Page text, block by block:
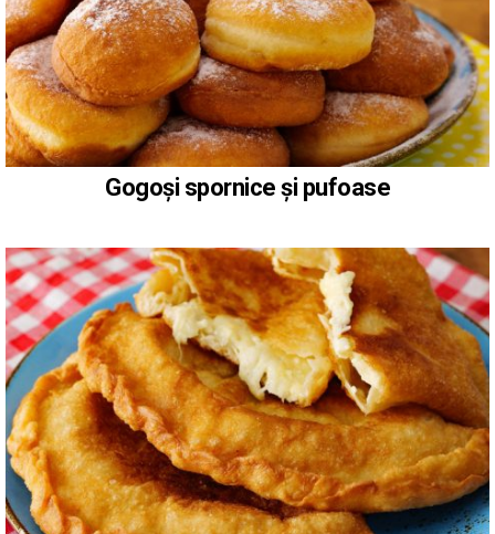
Gogoși spornice și pufoase